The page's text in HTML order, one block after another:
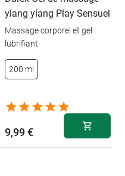
ylang ylang Play Sensuel
Massage corporel et gel
lubrifiant
200 ml
9,99 €